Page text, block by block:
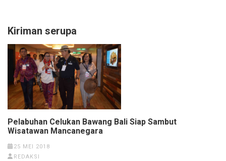
Kiriman serupa
Pelabuhan Celukan Bawang Bali Siap Sambut
Wisatawan Mancanegara
25 MEI 2018
REDAKSI